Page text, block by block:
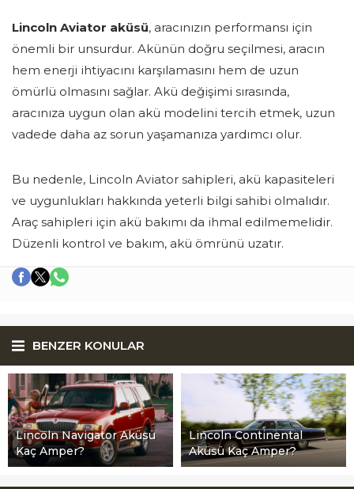
Lincoln Aviator aküsü, aracınızın performansı için
önemli bir unsurdur. Akünün doğru seçilmesi, aracın
hem enerji ihtiyacını karşılamasını hem de uzun
ömürlü olmasını sağlar. Akü değişimi sırasında,
aracınıza uygun olan akü modelini tercih etmek, uzun
vadede daha az sorun yaşamanıza yardımcı olur.
Bu nedenle, Lincoln Aviator sahipleri, akü kapasiteleri
ve uygunlukları hakkında yeterli bilgi sahibi olmalıdır.
Araç sahipleri için akü bakımı da ihmal edilmemelidir.
Düzenli kontrol ve bakım, akü ömrünü uzatır.
BENZER KONULAR
Lincoln Navigator Aküsü
Kaç Amper?
Lincoln Continental
Aküsü Kaç Amper?